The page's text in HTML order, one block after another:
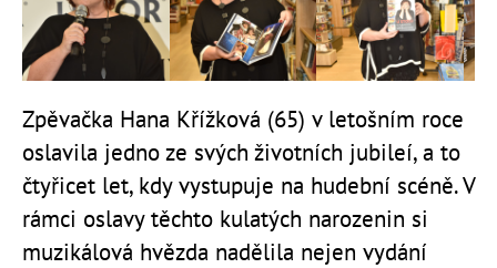
Zpěvačka Hana Křížková (65) v letošním roce
oslavila jedno ze svých životních jubileí, a to
čtyřicet let, kdy vystupuje na hudební scéně. V
rámci oslavy těchto kulatých narozenin si
muzikálová hvězda nadělila nejen vydání